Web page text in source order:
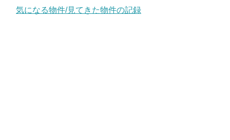
気になる物件/見てきた物件の記録